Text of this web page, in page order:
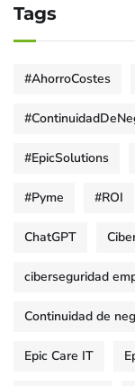
Tags
#AhorroCostes
#EpicSolutions
#Pyme #ROI
ChatGPT
ciberseguridad
Continuidad de
Epic Care IT